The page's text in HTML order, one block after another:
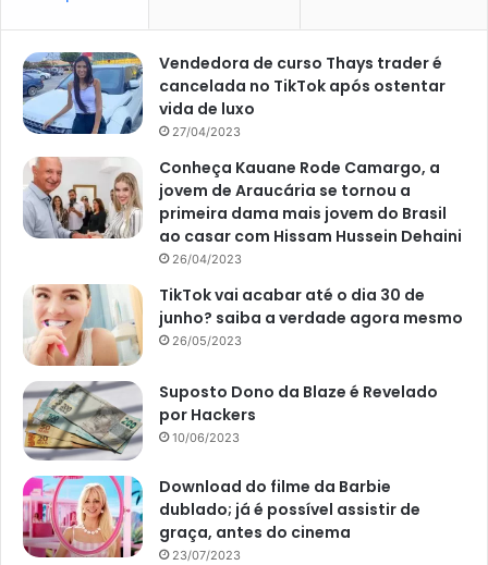
OPortal Atualizei
, o seu preferido da internet, vem
acompanhando as principais loterias da Caixa.
Como jogar na Lotofácil
Para jogar na Lotofácil, o apostador pode escolher
qualquer casa lotérica. No entanto, elas funcionam até às
19h, de segundo a sábado, menos aos feriados.
Contudo, também é possível jogar pela internet, através
dos canais eletrônicos da Caixa. Assim, poderá jogar sem
nem sair de casa, embora tenha que pagar, ao menos, R$
30, o que pode incluir outros jogos.
Pelo regulamento, a Lotofácil tem 25 números disponíveis
no volante. E o apostador pode escolher o mínimo de 15 e
o máximo de 20 números para jogar.
Ainda no regulamento, quanto mais números apostar, mais
Vendedora de curso Thays trader é
cancelada no TikTok após ostentar
vida de luxo
27/04/2023
Conheça Kauane Rode Camargo, a
jovem de Araucária se tornou a
primeira dama mais jovem do Brasil
ao casar com Hissam Hussein Dehaini
26/04/2023
TikTok vai acabar até o dia 30 de
junho? saiba a verdade agora mesmo
26/05/2023
Suposto Dono da Blaze é Revelado
por Hackers
10/06/2023
Download do filme da Barbie
dublado; já é possível assistir de
graça, antes do cinema
23/07/2023